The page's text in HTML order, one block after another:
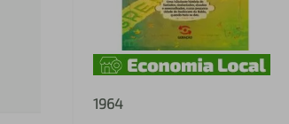
1964